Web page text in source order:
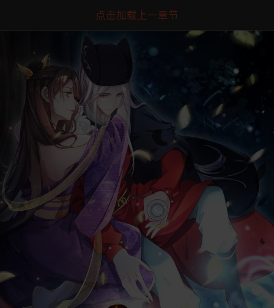
点击加载上一章节